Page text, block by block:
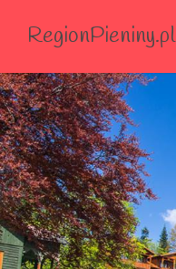
RegionPieniny.pl